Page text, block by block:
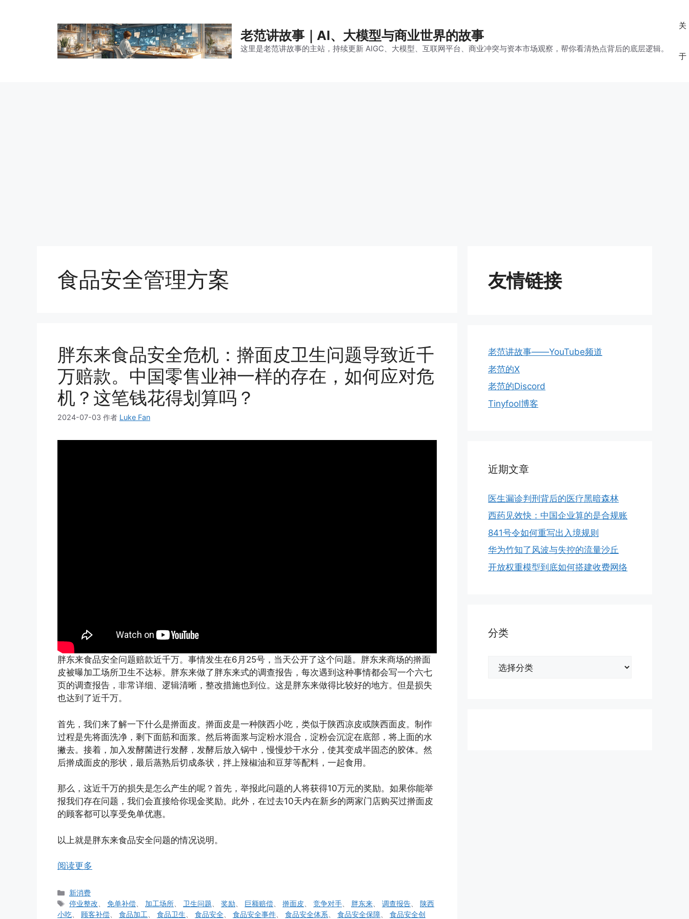
老范讲故事｜AI、大模型与商业世界的故事
这里是老范讲故事的主站，持续更新 AIGC、大模型、互联网平台、商业冲突与资本市场观察，帮你看清热点背后的底层逻辑。
关
于
食品安全管理方案
胖东来食品安全危机：擀面皮卫生问题导致近千
万赔款。中国零售业神一样的存在，如何应对危
机？这笔钱花得划算吗？
2024-07-03 作者 Luke Fan
胖东来食品安全问题赔款近千万。事情发生在6月25号，当天公开了这个问题。胖东来商场的擀面
皮被曝加工场所卫生不达标。胖东来做了胖东来式的调查报告，每次遇到这种事情都会写一个六七
页的调查报告，非常详细、逻辑清晰，整改措施也到位。这是胖东来做得比较好的地方。但是损失
也达到了近千万。
首先，我们来了解一下什么是擀面皮。擀面皮是一种陕西小吃，类似于陕西凉皮或陕西面皮。制作
过程是先将面洗净，剩下面筋和面浆。然后将面浆与淀粉水混合，淀粉会沉淀在底部，将上面的水
撇去。接着，加入发酵菌进行发酵，发酵后放入锅中，慢慢炒干水分，使其变成半固态的胶体。然
后擀成面皮的形状，最后蒸熟后切成条状，拌上辣椒油和豆芽等配料，一起食用。
那么，这近千万的损失是怎么产生的呢？首先，举报此问题的人将获得10万元的奖励。如果你能举
报我们存在问题，我们会直接给你现金奖励。此外，在过去10天内在新乡的两家门店购买过擀面皮
的顾客都可以享受免单优惠。
以上就是胖东来食品安全问题的情况说明。
阅读更多
分
类
新消费
标
签
停业整改 、免单补偿 加工场所 卫生问题 、奖励 巨额赔偿 、擀面皮 、竞争对手 胖东来 、调查报告 、陕西
小吃
顾客补偿 食品加工 食品卫生 食品安全 食品安全事件 食品安全体系 食品安全保障 食品安全创
友情链接
老范讲故事——YouTube频道
老范的X
老范的Discord
Tinyfool博客
近期文章
医生漏诊判刑背后的医疗黑暗森林
西药见效快：中国企业算的是合规账
841号令如何重写出入境规则
华为竹知了风波与失控的流量沙丘
开放权重模型到底如何搭建收费网络
分类